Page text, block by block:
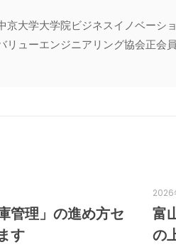
大学大学院ビジネスイノベーシ
リューエンジニアリング協会正
管理」の進め方セ
す
2026
富
の